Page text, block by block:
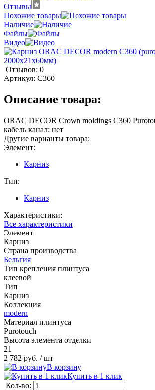
Отзывы
Похожие товары
Наличие
Файлы
Видео
Отзывов: 0
Артикул: C360
Описание товара:
ORAC DECOR Crown moldings C360
кабель канал: нет
Другие варианты товара:
Элемент:
Карниз
Тип:
Карниз
Характеристики:
Все характеристики
Элемент
Карниз
Страна производства
Бельгия
Тип крепления плинтуса
клеевой
Тип
Карниз
Коллекция
modern
Материал плинтуса
Purotouch
Высота элемента отделки
21
2 782 руб. / шт
В корзину
Купить в 1 клик
Кол-во: